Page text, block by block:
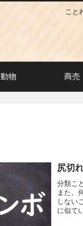
こと
動物 商売
尻切
分類こ
また、
しない
に似て